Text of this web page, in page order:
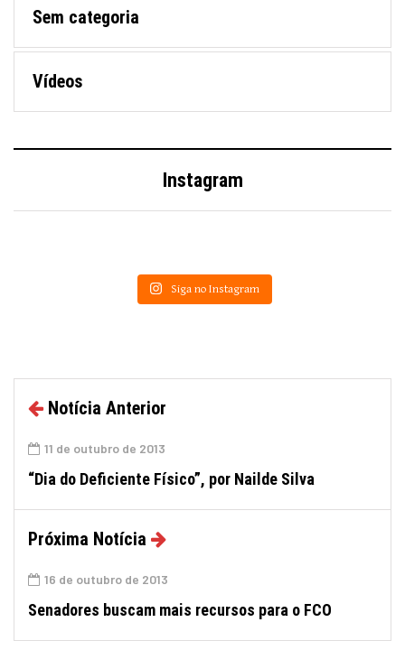
Sem categoria
Vídeos
Instagram
Siga no Instagram
Notícia Anterior
11 de outubro de 2013
“Dia do Deficiente Físico”, por Nailde Silva
Próxima Notícia
16 de outubro de 2013
Senadores buscam mais recursos para o FCO